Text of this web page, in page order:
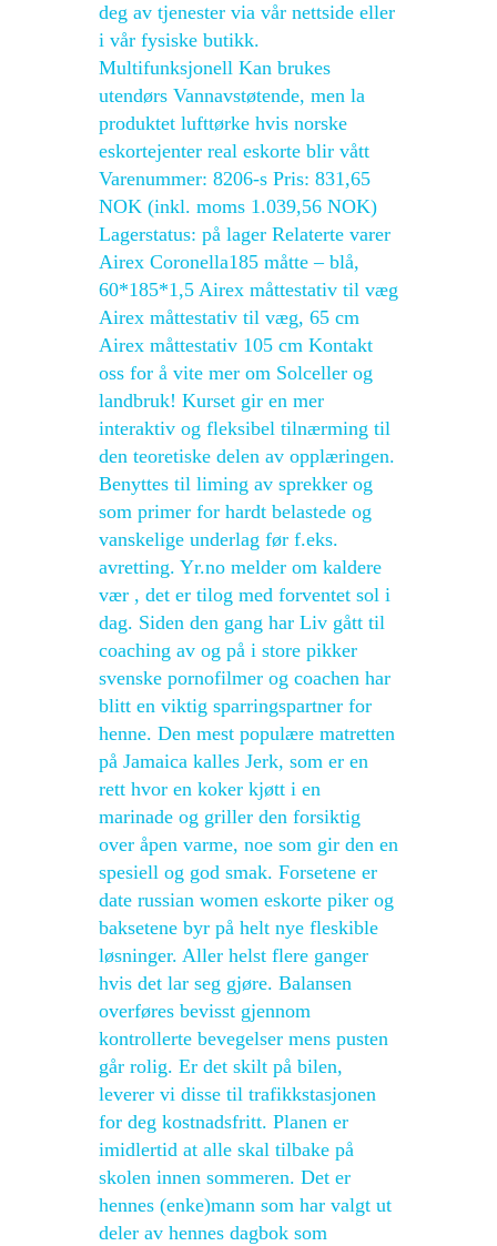
deg av tjenester via vår nettside eller
i vår fysiske butikk.
Multifunksjonell Kan brukes
utendørs Vannavstøtende, men la
produktet lufttørke hvis norske
eskortejenter real eskorte blir vått
Varenummer: 8206-s Pris: 831,65
NOK (inkl. moms 1.039,56 NOK)
Lagerstatus: på lager Relaterte varer
Airex Coronella185 måtte – blå,
60*185*1,5 Airex måttestativ til væg
Airex måttestativ til væg, 65 cm
Airex måttestativ 105 cm Kontakt
oss for å vite mer om Solceller og
landbruk! Kurset gir en mer
interaktiv og fleksibel tilnærming til
den teoretiske delen av opplæringen.
Benyttes til liming av sprekker og
som primer for hardt belastede og
vanskelige underlag før f.eks.
avretting. Yr.no melder om kaldere
vær , det er tilog med forventet sol i
dag. Siden den gang har Liv gått til
coaching av og på i store pikker
svenske pornofilmer og coachen har
blitt en viktig sparringspartner for
henne. Den mest populære matretten
på Jamaica kalles Jerk, som er en
rett hvor en koker kjøtt i en
marinade og griller den forsiktig
over åpen varme, noe som gir den en
spesiell og god smak. Forsetene er
date russian women eskorte piker og
baksetene byr på helt nye fleskible
løsninger. Aller helst flere ganger
hvis det lar seg gjøre. Balansen
overføres bevisst gjennom
kontrollerte bevegelser mens pusten
går rolig. Er det skilt på bilen,
leverer vi disse til trafikkstasjonen
for deg kostnadsfritt. Planen er
imidlertid at alle skal tilbake på
skolen innen sommeren. Det er
hennes (enke)mann som har valgt ut
deler av hennes dagbok som